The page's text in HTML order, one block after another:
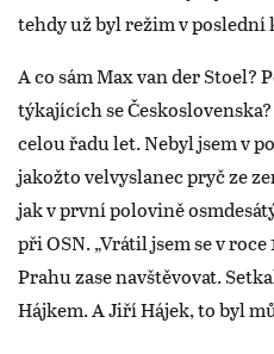
tehdy už byl režim v poslední
A co sám Max van der Stoel?
týkajících se
celou řadu let. Nebyl jsem v
jakožto velvyslanec pryč ze
jak v první polovině
při OSN. „Vrátil jsem se v
Prahu zase navštěvovat.
Hájkem. A Jiří Hájek, to byl